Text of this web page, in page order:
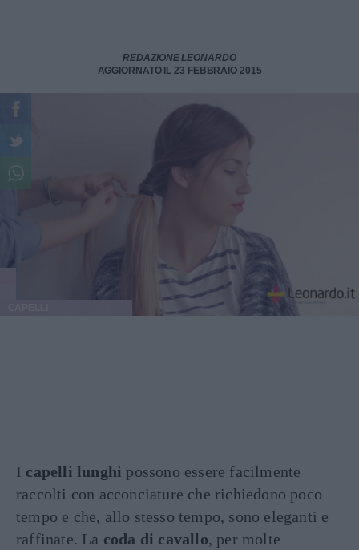
REDAZIONE LEONARDO
AGGIORNATO IL 23 FEBBRAIO 2015
I capelli lunghi possono essere facilmente
raccolti con acconciature che richiedono poco
tempo e che, allo stesso tempo, sono eleganti e
raffinate. La coda di cavallo, per molte